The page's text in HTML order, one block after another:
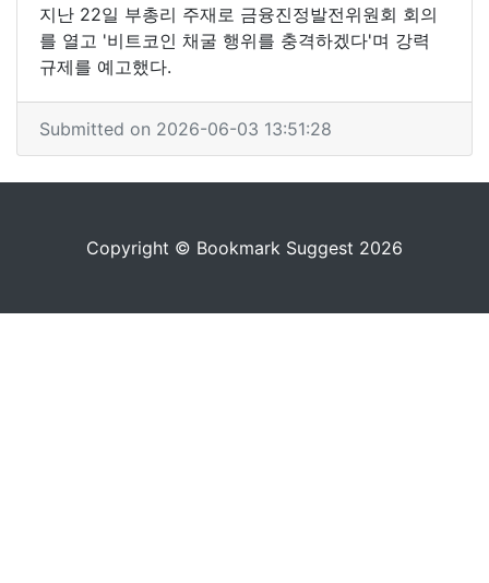
지난 22일 부총리 주재로 금융진정발전위원회 회의
를 열고 '비트코인 채굴 행위를 충격하겠다'며 강력
규제를 예고했다.
Submitted on 2026-06-03 13:51:28
Copyright © Bookmark Suggest 2026